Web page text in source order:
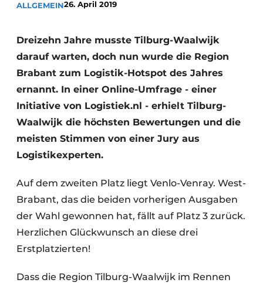
Geschichte
Metadaten
Ein Stellenangebot registrieren
Freie Stellen
Videos
Glas
Modularer Aufbau
ALLGEMEIN26. April 2019
Dreizehn Jahre musste Tilburg-Waalwijk
darauf warten, doch nun wurde die Region
Brabant zum Logistik-Hotspot des Jahres
ernannt. In einer Online-Umfrage - einer
Initiative von Logistiek.nl - erhielt Tilburg-
Waalwijk die höchsten Bewertungen und die
meisten Stimmen von einer Jury aus
Logistikexperten.
Auf dem zweiten Platz liegt Venlo-Venray. West-
Brabant, das die beiden vorherigen Ausgaben
der Wahl gewonnen hat, fällt auf Platz 3 zurück.
Herzlichen Glückwunsch an diese drei
Erstplatzierten!
Dass die Region Tilburg-Waalwijk im Rennen